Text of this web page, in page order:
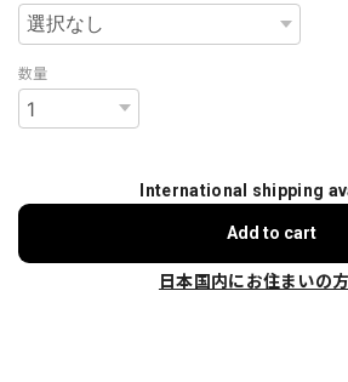
数量
International shipping
Add to cart
日本国内にお住まいの